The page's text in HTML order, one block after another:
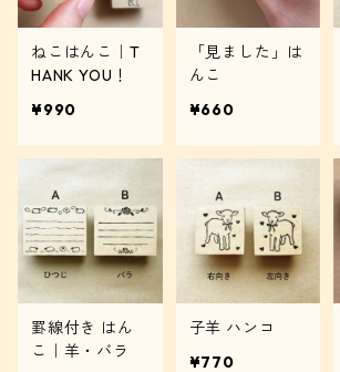
ねこはんこ｜T
HANK YOU！
¥990
「見ました」は
んこ
¥660
罫線付き はん
こ｜羊・バラ
子羊 ハンコ
¥770